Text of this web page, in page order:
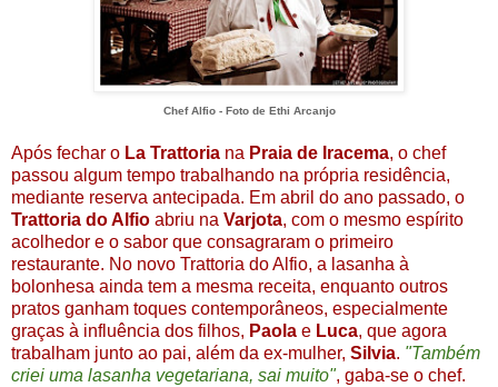
Chef Alfio - Foto de Ethi Arcanjo
Após fechar o La Trattoria na Praia de Iracema, o chef
passou algum tempo trabalhando na própria residência,
mediante reserva antecipada. Em abril do ano passado, o
Trattoria do Alfio abriu na Varjota, com o mesmo espírito
acolhedor e o sabor que consagraram o primeiro
restaurante. No novo Trattoria do Alfio, a lasanha à
bolonhesa ainda tem a mesma receita, enquanto outros
pratos ganham toques contemporâneos, especialmente
graças à influência dos filhos, Paola e Luca, que agora
trabalham junto ao pai, além da ex-mulher, Silvia. "Também
criei uma lasanha vegetariana, sai muito", gaba-se o chef.